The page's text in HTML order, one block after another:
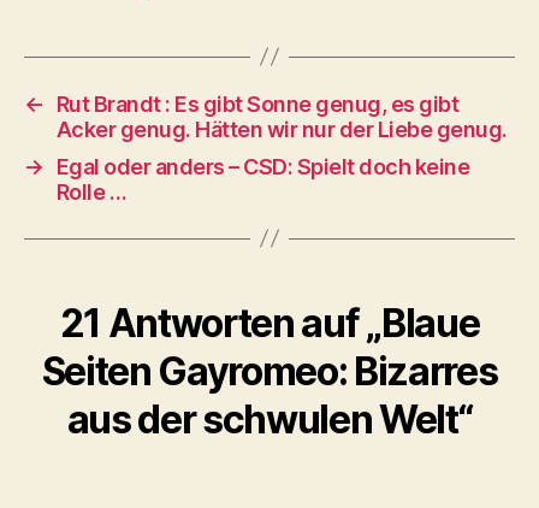
←
Rut Brandt : Es gibt Sonne genug, es gibt
Acker genug. Hätten wir nur der Liebe genug.
→
Egal oder anders – CSD: Spielt doch keine
Rolle …
21 Antworten auf „Blaue
Seiten Gayromeo: Bizarres
aus der schwulen Welt“